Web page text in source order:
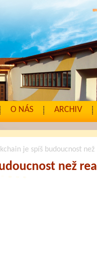
O NÁS ARCHIV
je spíš budoucnost
než